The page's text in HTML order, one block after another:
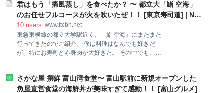
君はもう「痛風蒸し」を食べたか？ 〜 都立大「鮨 空海」
のお任せフルコースが火を吹いたぜ！！ [東京寿司道] | No
Second Life
10 users www.ttcbn.net
東急東横線の都立大学駅近く、「鮨 空海」にまたまた
行ってきたのでご紹介。 僕は料理はなんでも好きだ
が、特にお寿司と赤身肉が大好きだ。 その中でも、お
ているお店。 気取った高級店ではなく、カジュアルな
お店だが、とにかくお味は絶品。 日本中のお寿司屋さ
さかな屋 撰鮮 富山湾食堂〜 富山駅前に新規オープンした
魚屋直営食堂の海鮮丼が美味すぎて感動！！ [富山グルメ]